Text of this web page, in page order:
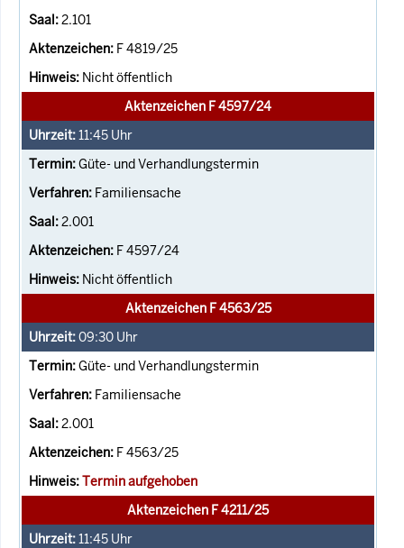
2.101
F 4819/25
Nicht öffentlich
Aktenzeichen F 4597/24
11:45 Uhr
Güte- und Verhandlungstermin
Familiensache
2.001
F 4597/24
Nicht öffentlich
Aktenzeichen F 4563/25
09:30 Uhr
Güte- und Verhandlungstermin
Familiensache
2.001
F 4563/25
Termin aufgehoben
Aktenzeichen F 4211/25
11:45 Uhr